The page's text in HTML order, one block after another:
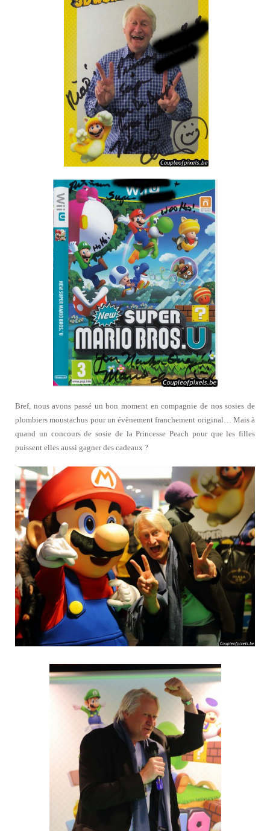
Bref, nous avons passé un bon moment en compagnie de nos sosies de
plombiers moustachus pour un évènement franchement original… Mais à
quand un concours de sosie de la Princesse Peach pour que les filles
puissent elles aussi gagner des cadeaux ?